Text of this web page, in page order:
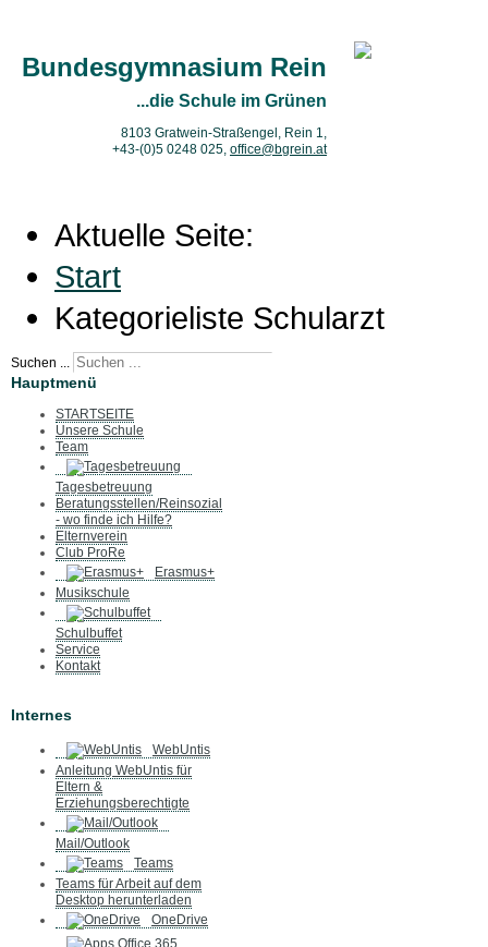
Bundesgymnasium Rein
...die Schule im Grünen
8103 Gratwein-Straßengel, Rein 1,
+43-(0)5 0248 025, office@bgrein.at
Aktuelle Seite:
Start
Kategorieliste Schularzt
Suchen ...
Hauptmenü
STARTSEITE
Unsere Schule
Team
Tagesbetreuung
Beratungsstellen/Reinsozial
- wo finde ich Hilfe?
Elternverein
Club ProRe
Erasmus+
Musikschule
Schulbuffet
Service
Kontakt
Internes
WebUntis
Anleitung WebUntis für
Eltern &
Erziehungsberechtigte
Mail/Outlook
Teams
Teams für Arbeit auf dem
Desktop herunterladen
OneDrive